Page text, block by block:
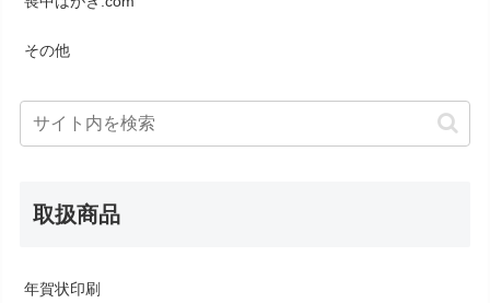
その他
取扱商品
年賀状印刷